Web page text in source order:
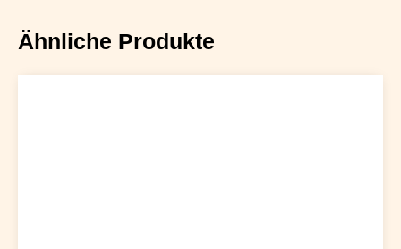
Ähnliche Produkte